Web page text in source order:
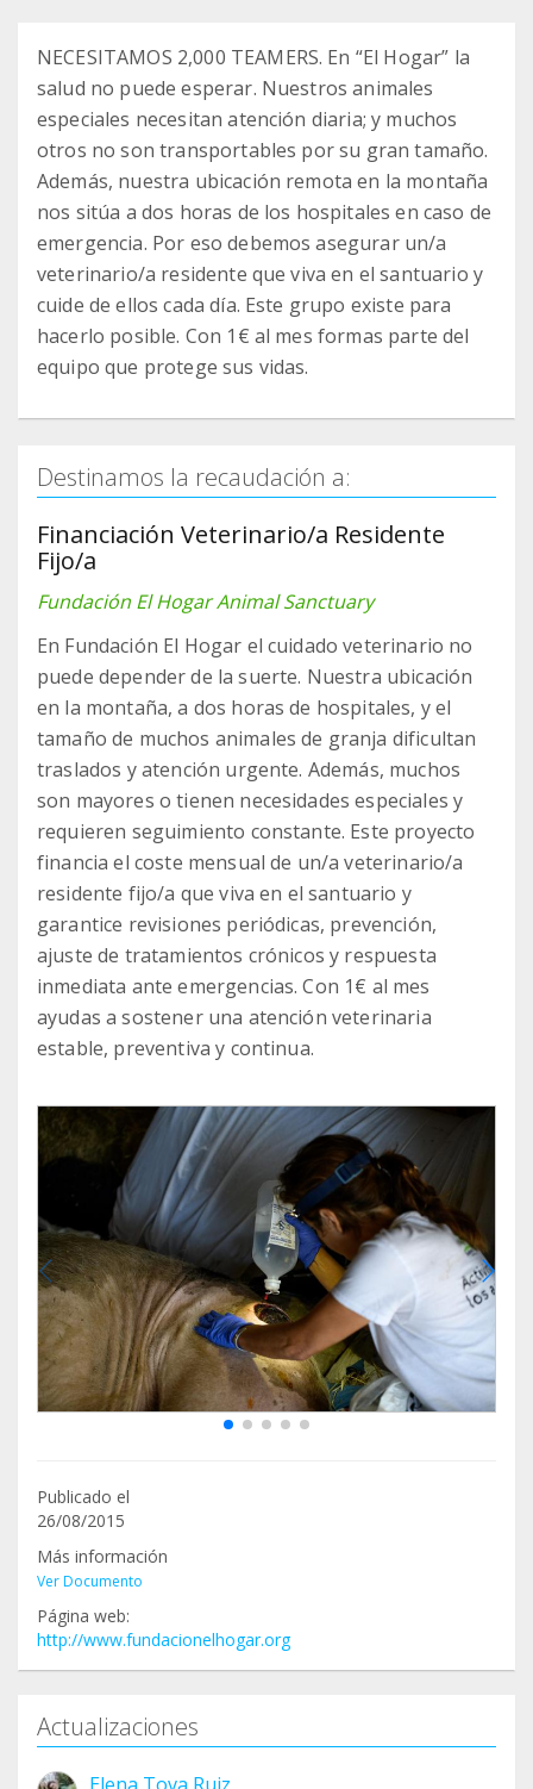
NECESITAMOS 2,000 TEAMERS. En “El Hogar” la
salud no puede esperar. Nuestros animales
especiales necesitan atención diaria; y muchos
otros no son transportables por su gran tamaño.
Además, nuestra ubicación remota en la montaña
nos sitúa a dos horas de los hospitales en caso de
emergencia. Por eso debemos asegurar un/a
veterinario/a residente que viva en el santuario y
cuide de ellos cada día. Este grupo existe para
hacerlo posible. Con 1€ al mes formas parte del
equipo que protege sus vidas.
Destinamos la recaudación a:
Financiación Veterinario/a Residente
Fijo/a
Fundación El Hogar Animal Sanctuary
En Fundación El Hogar el cuidado veterinario no
puede depender de la suerte. Nuestra ubicación
en la montaña, a dos horas de hospitales, y el
tamaño de muchos animales de granja dificultan
traslados y atención urgente. Además, muchos
son mayores o tienen necesidades especiales y
requieren seguimiento constante. Este proyecto
financia el coste mensual de un/a veterinario/a
residente fijo/a que viva en el santuario y
garantice revisiones periódicas, prevención,
ajuste de tratamientos crónicos y respuesta
inmediata ante emergencias. Con 1€ al mes
ayudas a sostener una atención veterinaria
estable, preventiva y continua.
Publicado el
26/08/2015
Más información
Ver Documento
Página web:
http://www.fundacionelhogar.org
Actualizaciones